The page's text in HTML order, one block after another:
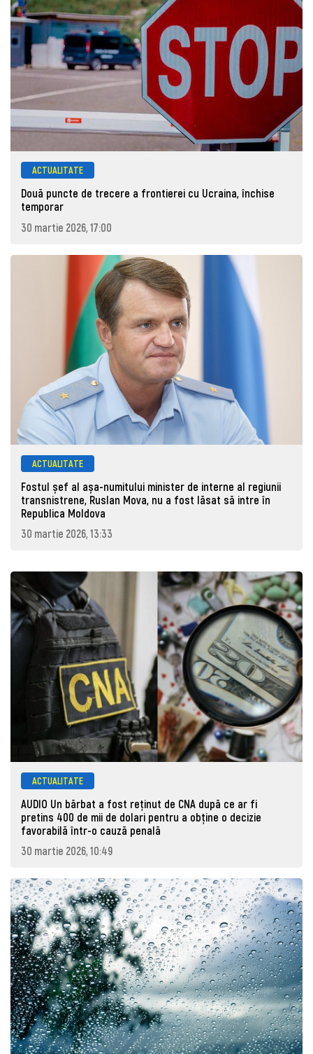
ACTUALITATE
Două puncte de trecere a frontierei cu Ucraina, închise
temporar
30 martie 2026, 17:00
ACTUALITATE
Fostul șef al așa-numitului minister de interne al regiunii
transnistrene, Ruslan Mova, nu a fost lăsat să intre în
Republica Moldova
30 martie 2026, 13:33
ACTUALITATE
AUDIO Un bărbat a fost reținut de CNA după ce ar fi
pretins 400 de mii de dolari pentru a obține o decizie
favorabilă într-o cauză penală
30 martie 2026, 10:49